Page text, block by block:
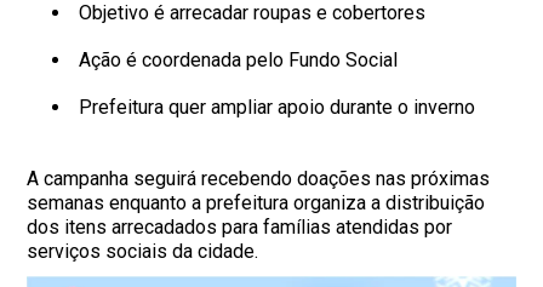
Objetivo é arrecadar roupas e cobertores
Ação é coordenada pelo Fundo Social
Prefeitura quer ampliar apoio durante o inverno
A campanha seguirá recebendo doações nas próximas
semanas enquanto a prefeitura organiza a distribuição
dos itens arrecadados para famílias atendidas por
serviços sociais da cidade.